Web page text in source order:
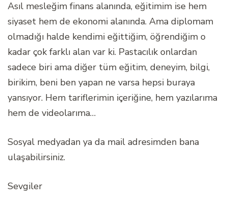
Asıl mesleğim finans alanında, eğitimim ise hem
siyaset hem de ekonomi alanında. Ama diplomam
olmadığı halde kendimi eğittiğim, öğrendiğim o
kadar çok farklı alan var ki. Pastacılık onlardan
sadece biri ama diğer tüm eğitim, deneyim, bilgi,
birikim, beni ben yapan ne varsa hepsi buraya
yansıyor. Hem tariflerimin içeriğine, hem yazılarıma
hem de videolarıma…
Sosyal medyadan ya da mail adresimden bana
ulaşabilirsiniz.
Sevgiler